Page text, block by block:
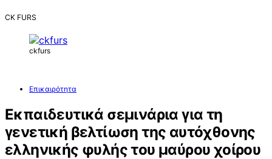
CK FURS
ckfurs
Επικαιρότητα
Εκπαιδευτικά σεμινάρια για τη
γενετική βελτίωση της αυτόχθονης
ελληνικής φυλής του μαύρου χοίρου